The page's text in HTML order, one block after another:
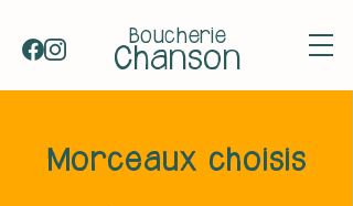
Boucherie
Chanson
Morceaux choisis